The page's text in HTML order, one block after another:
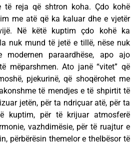
të reja që shtron koha. Çdo kohë
me atë që ka kaluar dhe e vjetër
Në këtë kuptim çdo kohë ka
nuk mund të jetë e tillë, nëse nuk
modernen paraardhëse, apo ajo
mëparshmen. Ato janë “vitet” që
pjekurinë, që shoqërohet me
të mendjes e të shpirtit të
jetën, për ta ndriçuar atë, për ta
kuptim, për të krijuar atmosferë
vazhdimësie, për të ruajtur e
përbërësin themelor e thelbësor të